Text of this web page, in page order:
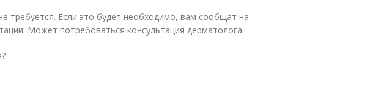
требуется. Если это будет необходимо, вам сообщат на
Может потребоваться консультация дерматолога.